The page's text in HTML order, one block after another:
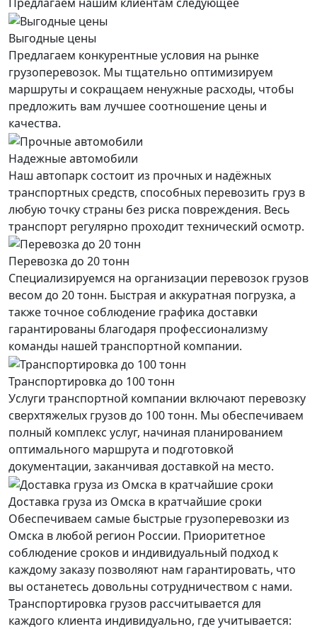
Выгодные цены
Предлагаем конкурентные условия на рынке
грузоперевозок. Мы тщательно оптимизируем
маршруты и сокращаем ненужные расходы, чтобы
предложить вам лучшее соотношение цены и
качества.
Надежные автомобили
Наш автопарк состоит из прочных и надёжных
транспортных средств, способных перевозить груз в
любую точку страны без риска повреждения. Весь
транспорт регулярно проходит технический осмотр.
Перевозка до 20 тонн
Специализируемся на организации перевозок грузов
весом до 20 тонн. Быстрая и аккуратная погрузка, а
также точное соблюдение графика доставки
гарантированы благодаря профессионализму
команды нашей транспортной компании.
Транспортировка до 100 тонн
Услуги транспортной компании включают перевозку
сверхтяжелых грузов до 100 тонн. Мы обеспечиваем
полный комплекс услуг, начиная планированием
оптимального маршрута и подготовкой
документации, заканчивая доставкой на место.
Доставка груза из Омска в кратчайшие сроки
Обеспечиваем самые быстрые грузоперевозки из
Омска в любой регион России. Приоритетное
соблюдение сроков и индивидуальный подход к
каждому заказу позволяют нам гарантировать, что
вы останетесь довольны сотрудничеством с нами.
Транспортировка грузов рассчитывается для
каждого клиента индивидуально, где учитывается: